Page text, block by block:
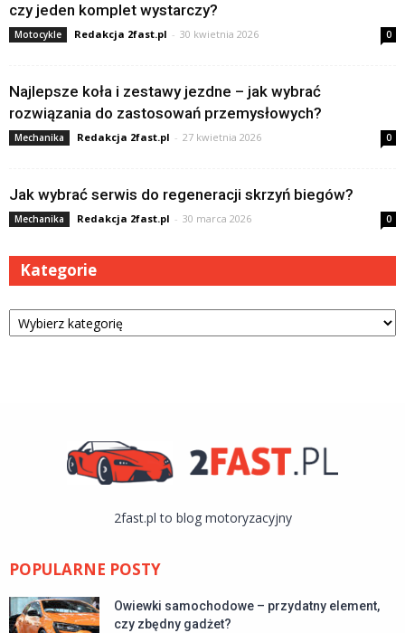
czy jeden komplet wystarczy?
Motocykle Redakcja 2fast.pl - 30 kwietnia 2026 0
Najlepsze koła i zestawy jezdne – jak wybrać
rozwiązania do zastosowań przemysłowych?
Mechanika Redakcja 2fast.pl - 27 kwietnia 2026 0
Jak wybrać serwis do regeneracji skrzyń biegów?
Mechanika Redakcja 2fast.pl - 30 marca 2026 0
Kategorie
Kategorie
2fast.pl to blog motoryzacyjny
POPULARNE POSTY
Owiewki samochodowe – przydatny element,
czy zbędny gadżet?